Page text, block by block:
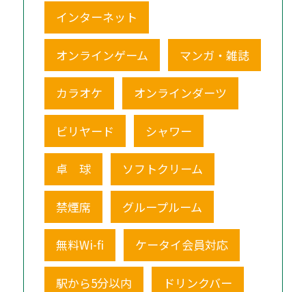
インターネット
オンラインゲーム マンガ・雑誌
カラオケ オンラインダーツ
ビリヤード シャワー
卓 球 ソフトクリーム
禁煙席 グループルーム
無料Wi-fi ケータイ会員対応
駅から5分以内 ドリンクバー